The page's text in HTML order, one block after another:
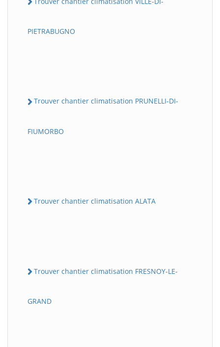
PIETRABUGNO
Trouver chantier climatisation PRUNELLI-DI-
FIUMORBO
Trouver chantier climatisation ALATA
Trouver chantier climatisation FRESNOY-LE-
GRAND